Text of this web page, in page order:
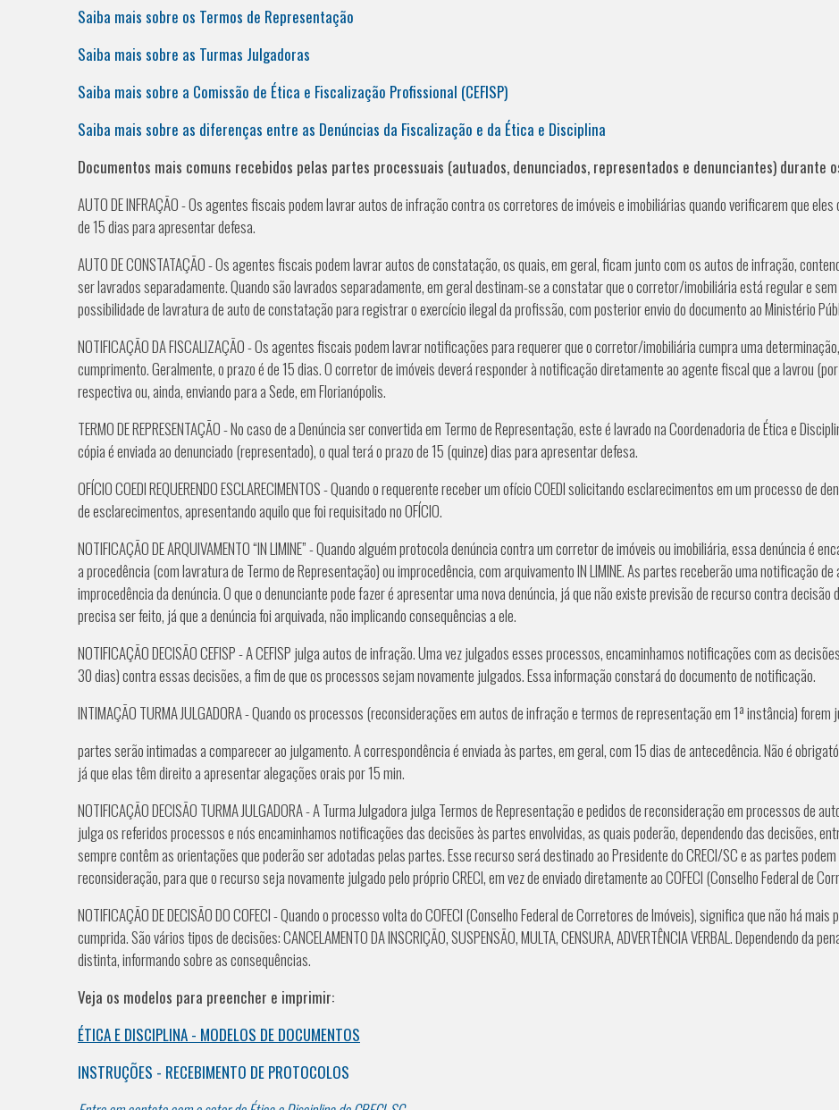
Saiba mais sobre os Termos de Representação
Saiba mais sobre as Turmas Julgadoras
Saiba mais sobre a Comissão de Ética e Fiscalização Profissional (CEFISP)
Saiba mais sobre as diferenças entre as Denúncias da Fiscalização e da Ética e Disciplina
Documentos mais comuns recebidos pelas partes processuais (autuados, denunciados, representados e denunciantes) durante
AUTO DE INFRAÇÃO - Os agentes fiscais podem lavrar autos de infração contra os corretores de imóveis e imobiliárias quando verificarem que
de 15 dias para apresentar defesa.
AUTO DE CONSTATAÇÃO - Os agentes fiscais podem lavrar autos de constatação, os quais, em geral, ficam junto com os autos de infração,
ser lavrados separadamente. Quando são lavrados separadamente, em geral destinam-se a constatar que o corretor/imobiliária está regular e
possibilidade de lavratura de auto de constatação para registrar o exercício ilegal da profissão, com posterior envio do documento ao Ministério
NOTIFICAÇÃO DA FISCALIZAÇÃO - Os agentes fiscais podem lavrar notificações para requerer que o corretor/imobiliária cumpra uma
cumprimento. Geralmente, o prazo é de 15 dias. O corretor de imóveis deverá responder à notificação diretamente ao agente fiscal que a lavrou
respectiva ou, ainda, enviando para a Sede, em Florianópolis.
TERMO DE REPRESENTAÇÃO - No caso de a Denúncia ser convertida em Termo de Representação, este é lavrado na Coordenadoria de Ética e
cópia é enviada ao denunciado (representado), o qual terá o prazo de 15 (quinze) dias para apresentar defesa.
OFÍCIO COEDI REQUERENDO ESCLARECIMENTOS - Quando o requerente receber um ofício COEDI solicitando esclarecimentos em um processo de
de esclarecimentos, apresentando aquilo que foi requisitado no OFÍCIO.
NOTIFICAÇÃO DE ARQUIVAMENTO “IN LIMINE” - Quando alguém protocola denúncia contra um corretor de imóveis ou imobiliária, essa denúncia é
a procedência (com lavratura de Termo de Representação) ou improcedência, com arquivamento IN LIMINE. As partes receberão uma notificação de
improcedência da denúncia. O que o denunciante pode fazer é apresentar uma nova denúncia, já que não existe previsão de recurso contra decisão
precisa ser feito, já que a denúncia foi arquivada, não implicando consequências a ele.
NOTIFICAÇÃO DECISÃO CEFISP - A CEFISP julga autos de infração. Uma vez julgados esses processos, encaminhamos notificações com as
30 dias) contra essas decisões, a fim de que os processos sejam novamente julgados. Essa informação constará do documento de notificação.
INTIMAÇÃO TURMA JULGADORA - Quando os processos (reconsiderações em autos de infração e termos de representação em 1ª instância)
partes serão intimadas a comparecer ao julgamento. A correspondência é enviada às partes, em geral, com 15 dias de antecedência. Não é
já que elas têm direito a apresentar alegações orais por 15 min.
NOTIFICAÇÃO DECISÃO TURMA JULGADORA - A Turma Julgadora julga Termos de Representação e pedidos de reconsideração em processos de
julga os referidos processos e nós encaminhamos notificações das decisões às partes envolvidas, as quais poderão, dependendo das decisões,
sempre contêm as orientações que poderão ser adotadas pelas partes. Esse recurso será destinado ao Presidente do CRECI/SC e as partes
reconsideração, para que o recurso seja novamente julgado pelo próprio CRECI, em vez de enviado diretamente ao COFECI (Conselho Federal de
NOTIFICAÇÃO DE DECISÃO DO COFECI - Quando o processo volta do COFECI (Conselho Federal de Corretores de Imóveis), significa que não há
cumprida. São vários tipos de decisões: CANCELAMENTO DA INSCRIÇÃO, SUSPENSÃO, MULTA, CENSURA, ADVERTÊNCIA VERBAL. Dependendo
distinta, informando sobre as consequências.
Veja os modelos para preencher e imprimir:
ÉTICA E DISCIPLINA - MODELOS DE DOCUMENTOS
INSTRUÇÕES - RECEBIMENTO DE PROTOCOLOS